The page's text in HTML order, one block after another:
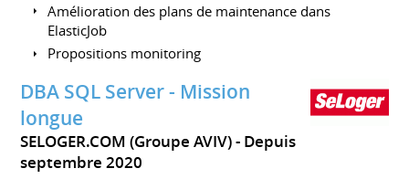
Amélioration des plans de maintenance dans
ElasticJob
Propositions monitoring
DBA SQL Server - Mission
longue
SELOGER.COM (Groupe AVIV)
Depuis
septembre 2020